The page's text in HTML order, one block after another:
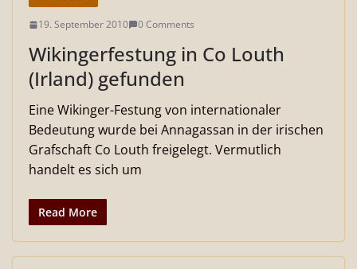
19. September 2010 0 Comments
Wikingerfestung in Co Louth
(Irland) gefunden
Eine Wikinger-Festung von internationaler
Bedeutung wurde bei Annagassan in der irischen
Grafschaft Co Louth freigelegt. Vermutlich
handelt es sich um
Read More